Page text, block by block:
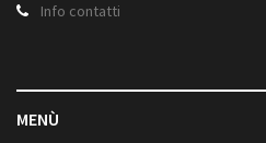
Info contatti
MENÙ